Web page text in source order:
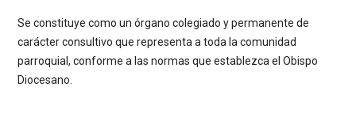
Se constituye como un órgano colegiado y permanente de
carácter consultivo que representa a toda la comunidad
parroquial, conforme a las normas que establezca el Obispo
Diocesano.